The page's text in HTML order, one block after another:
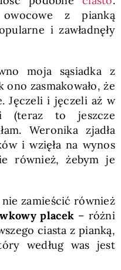
z pianką
i zawładnęły
moja sąsiadka z
zasmakowało, że
Jęczeli i jęczeli aż w
(teraz to jeszcze
Weronika zjadła
i wzięła na wynos
również, żebym je
nie zamieścić również
placek – różni
ciasta z pianką,
według was jest